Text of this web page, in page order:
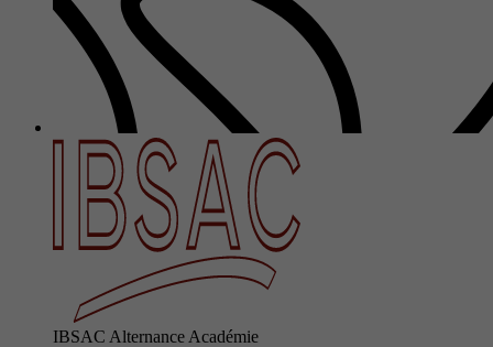
IBSAC Alternance Académie